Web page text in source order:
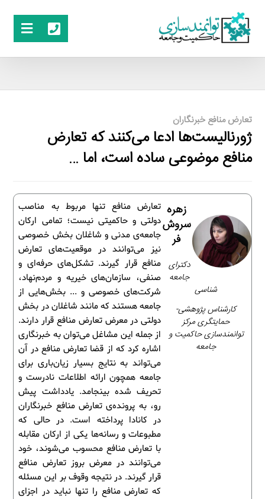
تعارض منافع خبرنگاران
ژورنالیست‌ها ادعا می‌کنند که تعارض
منافع موضوعی ساده است، اما …
تعارض منافع تنها مربوط به مناصب
دولتی و حاکمیتی نیست؛ تمامی ارکان
جامعه‌ی مدنی و شاغلان بخش خصوصی
نیز می‌توانند در موقعیت‌های تعارض
منافع قرار گیرند. تشکل‌های حرفه‌ای و
صنفی، سازمان‌های خیریه و مردم‌نهاد،
شرکت‌های خصوصی و ... بخش‌هایی از
جامعه هستند که مانند شاغلان در بخش
دولتی در معرض تعارض منافع قرار دارند.
از جمله این مشاغل می‌توان به خبرنگاری
اشاره کرد که از قضا تعارض منافع در آن
می‌تواند به نتایج بسیار زیان‌باری برای
جامعه همچون ارائه اطلاعات نادرست و
تحریف شده بینجامد. یادداشت پیش
رو، به پرونده‌ی تعارض منافع خبرنگاران
در کانادا پرداخته است. در حالی که
مطبوعات و رسانه‌ها یکی از ارکان مقابله
با تعارض منافع محسوب می‌شوند، خود
می‌توانند در معرض بروز تعارض منافع
قرار گیرند. در نتیجه وقوف بر این مسئله
که تعارض منافع را تنها نباید در اجزای
زهره
سروش
فر
دکترای
جامعه
شناسی
کارشناس پژوهشی-
حمایتگری مرکز
توانمندسازی حاکمیت و
جامعه